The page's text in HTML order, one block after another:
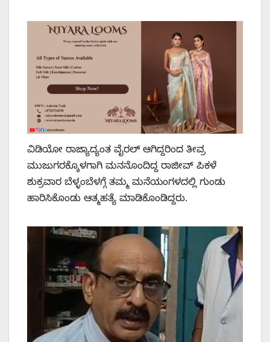
ವಿಡಿಯೋ ರಾಜ್ಯಾದ್ಯಂತ ವೈರಲ್ ಆಗಿದ್ದರಿಂದ ತೀವ್ರ
ಮುಜುಗರಕ್ಕೊಳಗಾಗಿ ಮನನೊಂದಿದ್ದ ರಾಜೀವ್ ಪಿಕಳೆ
ಶುಕ್ರವಾರ ಬೆಳ್ಳಂಬೆಳಗ್ಗೆ ತಮ್ಮ ಮನೆಯಂಗಳದಲ್ಲಿ ಗುಂಡು
ಹಾರಿಸಿಕೊಂಡು ಆತ್ಮಹತ್ಯೆ ಮಾಡಿಕೊಂಡಿದ್ದರು.